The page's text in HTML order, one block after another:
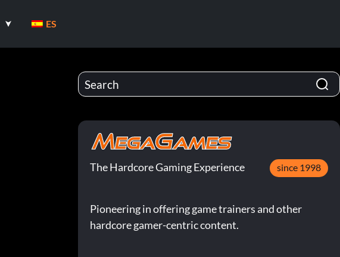
ES
The Hardcore Gaming Experience since 1998
Pioneering in offering game trainers and other
hardcore gamer-centric content.